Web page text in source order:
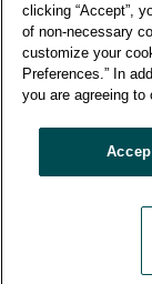
06/06/2023
在保健食品的
季回推一年線
商以及通路電
了解更多
clicking “Accept”,
of non-necessary
customize your
Preferences.” In
you are agreeing to